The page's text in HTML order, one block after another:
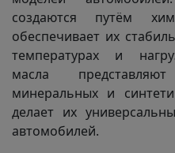
создаются путём
обеспечивает их
температурах и
масла
минеральных и
делает их
автомобилей.